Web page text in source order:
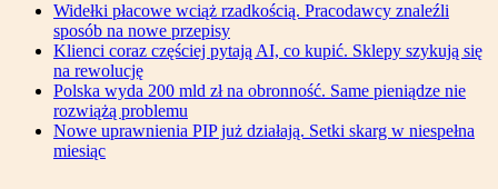
Widełki płacowe wciąż rzadkością. Pracodawcy znaleźli
sposób na nowe przepisy
Klienci coraz częściej pytają AI, co kupić. Sklepy szykują się
na rewolucję
Polska wyda 200 mld zł na obronność. Same pieniądze nie
rozwiążą problemu
Nowe uprawnienia PIP już działają. Setki skarg w niespełna
miesiąc